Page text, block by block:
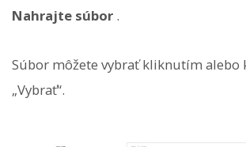
Nahrajte súbor .
Súbor môžete vybrať kliknutím alebo
„Vybrať“.